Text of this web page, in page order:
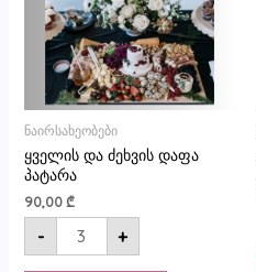
ნაირსახეობები
ყველის და ძეხვის დაფა
პატარა
90,00 ₾
- +